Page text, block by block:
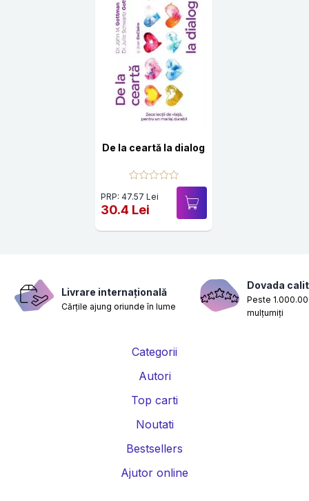
De la ceartă la dialog
PRP: 47.57 Lei
30.4 Lei
Livrare internațională
Cărțile ajung oriunde în lume
Dovada
Peste
mulțumiți
Categorii
Autori
Top carti
Noutati
Bestsellers
Ajutor online